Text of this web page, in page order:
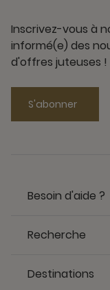
Inscrivez-vous à
informé(e) des
d'offres juteuses !
S'abonner
Besoin d'aide ?
Recherche
Destinations